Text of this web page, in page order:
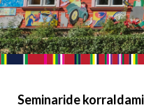
Seminaride